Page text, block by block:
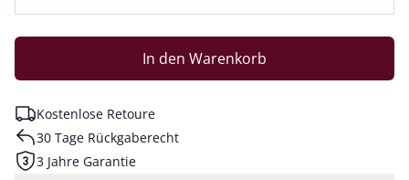
In den Warenkorb
Kostenlose Retoure
30 Tage Rückgaberecht
3 Jahre Garantie